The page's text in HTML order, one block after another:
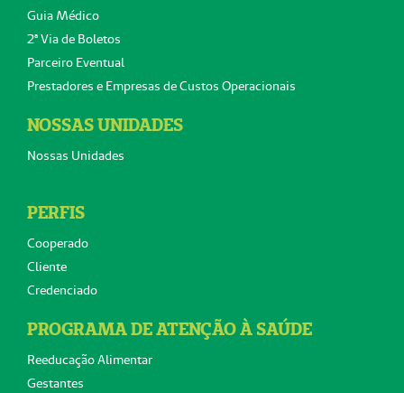
Guia Médico
2ª Via de Boletos
Parceiro Eventual
Prestadores e Empresas de Custos Operacionais
NOSSAS UNIDADES
Nossas Unidades
PERFIS
Cooperado
Cliente
Credenciado
PROGRAMA DE ATENÇÃO À SAÚDE
Reeducação Alimentar
Gestantes